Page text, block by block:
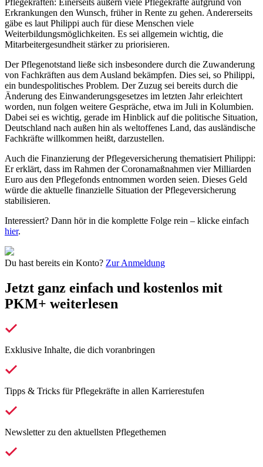
Erkrankungen den Wunsch, früher in Rente zu gehen. Andererseits
gäbe es laut Philippi auch für diese Menschen viele
Weiterbildungsmöglichkeiten. Es sei allgemein wichtig, die
Mitarbeitergesundheit stärker zu priorisieren.
Der Pflegenotstand ließe sich insbesondere durch die Zuwanderung
von Fachkräften aus dem Ausland bekämpfen. Dies sei, so Philippi,
ein bundespolitisches Problem. Der Zuzug sei bereits durch die
Änderung des Einwanderungsgesetzes im letzten Jahr erleichtert
worden, nun folgen weitere Gespräche, etwa im Juli in Kolumbien.
Dabei sei es wichtig, gerade im Hinblick auf die politische Situation,
Deutschland nach außen hin als weltoffenes Land, das ausländische
Fachkräfte willkommen heißt, darzustellen.
Auch die Finanzierung der Pflegeversicherung thematisiert Philippi:
Er erklärt, dass im Rahmen der Coronamaßnahmen vier Milliarden
Euro aus den Pflegefonds entnommen worden seien. Dieses Geld
würde die aktuelle finanzielle Situation der Pflegeversicherung
stabilisieren.
Interessiert? Dann hör in die komplette Folge rein – klicke einfach
hier.
Du hast bereits ein Konto? Zur Anmeldung
Jetzt ganz einfach und kostenlos mit
PKM+ weiterlesen
Exklusive Inhalte, die dich voranbringen
Tipps & Tricks für Pflegekräfte in allen Karrierestufen
Newsletter zu den aktuellsten Pflegethemen